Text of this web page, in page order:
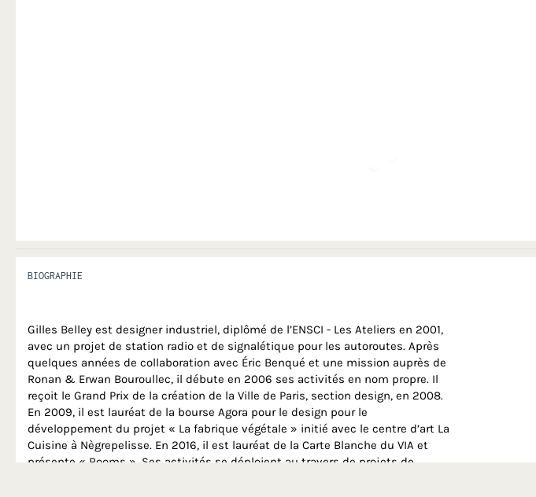
BIOGRAPHIE
Gilles Belley est designer industriel, diplômé de l’ENSCI - Les Ateliers en 2001,
avec un projet de station radio et de signalétique pour les autoroutes. Après
quelques années de collaboration avec Éric Benqué et une mission auprès de
Ronan & Erwan Bouroullec, il débute en 2006 ses activités en nom propre. Il
reçoit le Grand Prix de la création de la Ville de Paris, section design, en 2008.
En 2009, il est lauréat de la bourse Agora pour le design pour le
développement du projet « La fabrique végétale » initié avec le centre d’art La
Cuisine à Nègrepelisse. En 2016, il est lauréat de la Carte Blanche du VIA et
présente « Rooms ». Ses activités se déploient au travers de projets de